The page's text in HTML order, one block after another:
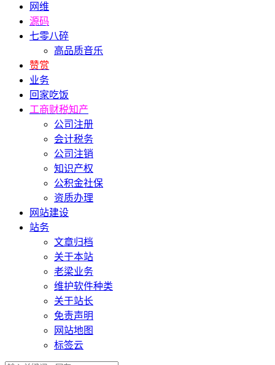
网维
源码
七零八碎
高品质音乐
赞赏
业务
回家吃饭
工商财税知产
公司注册
会计税务
公司注销
知识产权
公积金社保
资质办理
网站建设
站务
文章归档
关于本站
老梁业务
维护软件种类
关于站长
免责声明
网站地图
标签云